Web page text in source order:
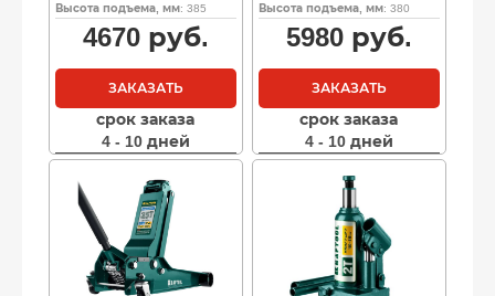
Высота подъема, мм: 385
4670руб.
ЗАКАЗАТЬ
срок заказа
4 - 10 дней
Высота подъема, мм: 380
5980руб.
ЗАКАЗАТЬ
срок заказа
4 - 10 дней